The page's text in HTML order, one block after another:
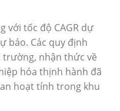
với tốc độ CAGR dự
báo. Các quy định
trường, nhận thức về
hóa thịnh hành đã
hoạt tính trong khu